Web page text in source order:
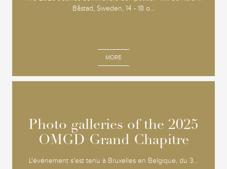
Båstad, Sweden, 14 - 18 o...
MORE
Photo galleries of the 2025
OMGD Grand Chapitre
L'événement s'est tenu à Bruxelles en Belgique, du 3...
Photo galleries of the 2025
OMGD Grand Chapitre